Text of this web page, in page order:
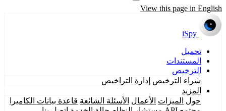
View this page in English
iSpy
تحميل
المستندات
الترخيص
شراء الترخيص إدارة التراخيص
المزيد
حول الميزات الأعمال الأسئلة الشائعة قاعدة بيانات الكاميرا